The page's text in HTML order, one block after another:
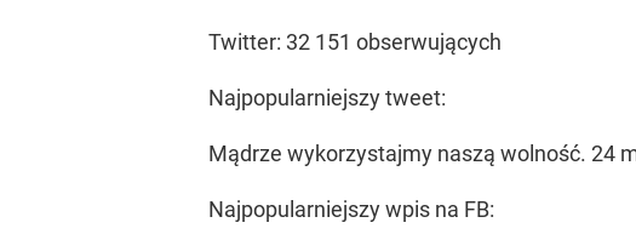
Twitter: 32 151 obserwujących
Najpopularniejszy tweet:
Mądrze wykorzystajmy naszą wolność. 24
Najpopularniejszy wpis na FB: